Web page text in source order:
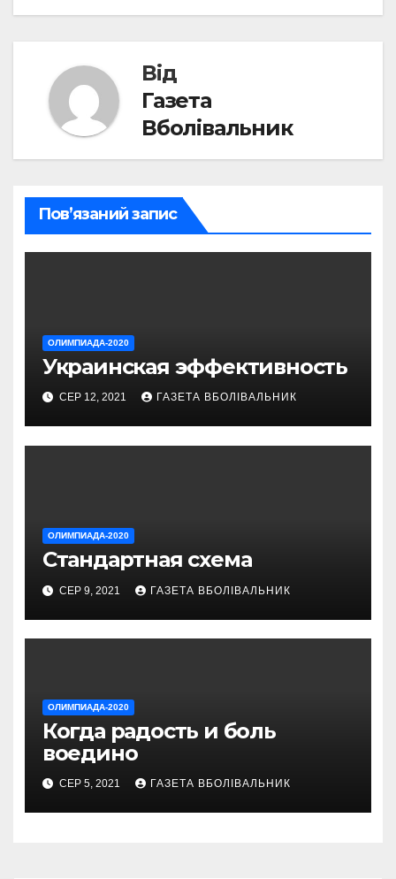
Від
Газета
Вболівальник
Пов’язаний запис
ОЛИМПИАДА-2020
Украинская эффективность
СЕР 12, 2021 ГАЗЕТА ВБОЛІВАЛЬНИК
ОЛИМПИАДА-2020
Стандартная схема
СЕР 9, 2021 ГАЗЕТА ВБОЛІВАЛЬНИК
ОЛИМПИАДА-2020
Когда радость и боль
воедино
СЕР 5, 2021 ГАЗЕТА ВБОЛІВАЛЬНИК